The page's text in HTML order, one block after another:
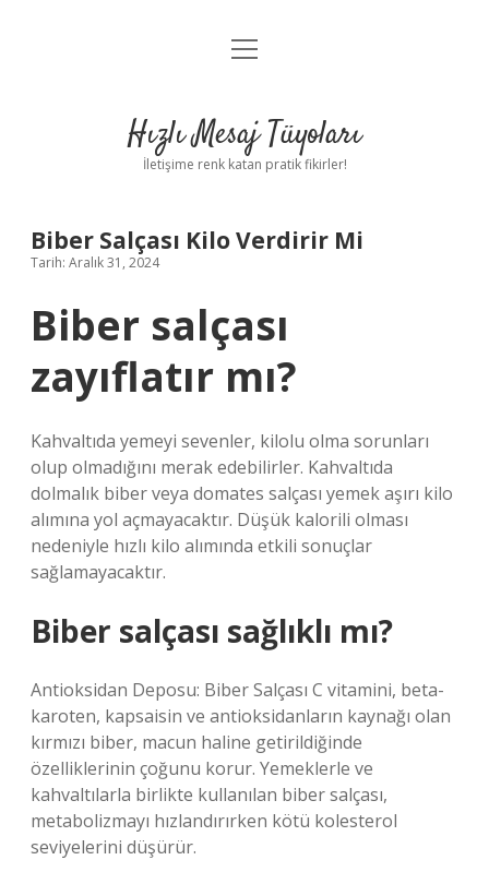
Anasayfa
Yasal Uyarı
menüyü
Hızlı Mesaj Tüyoları
İletişime renk katan pratik fikirler!
Biber Salçası Kilo Verdirir Mi
Tarih: Aralık 31, 2024
Biber salçası
zayıflatır mı?
Kahvaltıda yemeyi sevenler, kilolu olma sorunları
olup olmadığını merak edebilirler. Kahvaltıda
dolmalık biber veya domates salçası yemek aşırı kilo
alımına yol açmayacaktır. Düşük kalorili olması
nedeniyle hızlı kilo alımında etkili sonuçlar
sağlamayacaktır.
Biber salçası sağlıklı mı?
Antioksidan Deposu: Biber Salçası C vitamini, beta-
karoten, kapsaisin ve antioksidanların kaynağı olan
kırmızı biber, macun haline getirildiğinde
özelliklerinin çoğunu korur. Yemeklerle ve
kahvaltılarla birlikte kullanılan biber salçası,
metabolizmayı hızlandırırken kötü kolesterol
seviyelerini düşürür.